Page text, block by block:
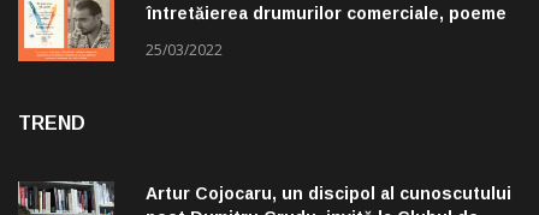
întretăierea drumurilor comerciale, poeme
25/03/2022
TREND
Artur Cojocaru, un discipol al cunoscutului